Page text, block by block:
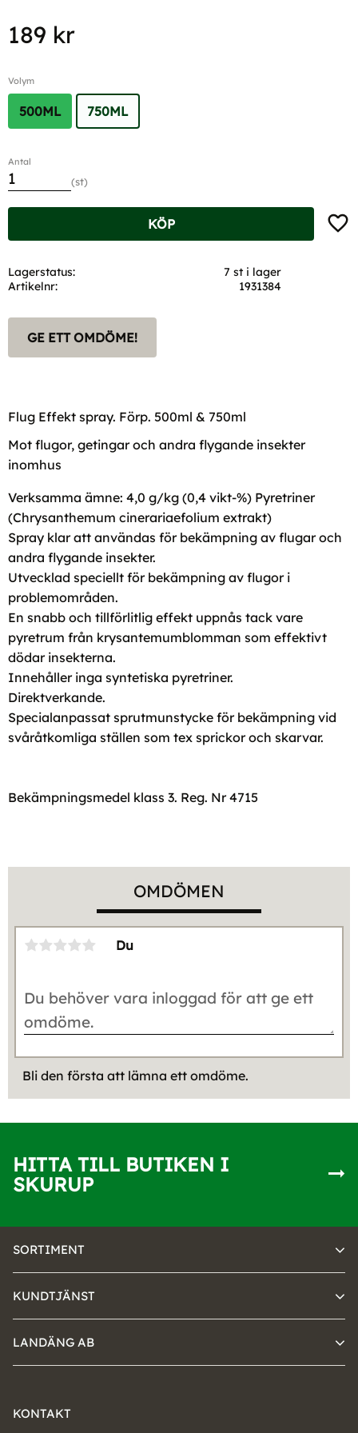
189 kr
Volym
500ML 750ML
Antal
st
KÖP
Lagerstatus
7 st i lager
Artikelnr
1931384
GE ETT OMDÖME!
Flug Effekt spray. Förp. 500ml & 750ml
Mot flugor, getingar och andra flygande insekter
inomhus
Verksamma ämne: 4,0 g/kg (0,4 vikt-%) Pyretriner
(Chrysanthemum cinerariaefolium extrakt)
Spray klar att användas för bekämpning av flugar och
andra flygande insekter.
Utvecklad speciellt för bekämpning av flugor i
problemområden.
En snabb och tillförlitlig effekt uppnås tack vare
pyretrum från krysantemumblomman som effektivt
dödar insekterna.
Innehåller inga syntetiska pyretriner.
Direktverkande.
Specialanpassat sprutmunstycke för bekämpning vid
svåråtkomliga ställen som tex sprickor och skarvar.
Bekämpningsmedel klass 3. Reg. Nr 4715
OMDÖMEN
Du
Bli den första att lämna ett omdöme.
HITTA TILL BUTIKEN I
SKURUP
SORTIMENT
KUNDTJÄNST
LANDÄNG AB
KONTAKT